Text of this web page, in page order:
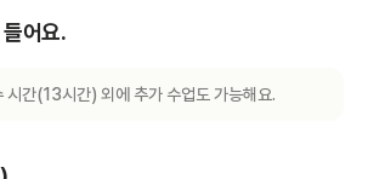
어요.
시간(13시간) 외에 추가 수업도 가능해요.